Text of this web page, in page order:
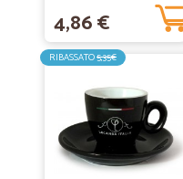
4,86 €
RIBASSATO5,35€